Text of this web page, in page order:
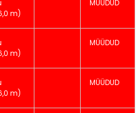
m)
MÜÜDUD
m)
MÜÜDUD
m)
MÜÜDUD